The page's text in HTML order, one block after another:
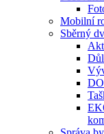
Mobilní
Sběrný